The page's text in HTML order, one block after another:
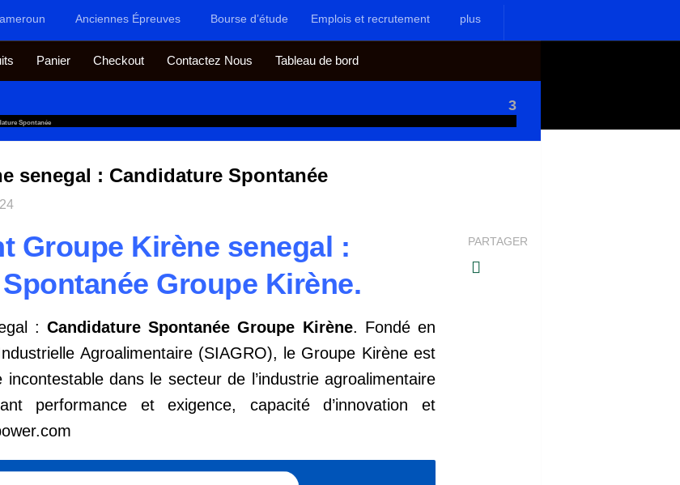
Anciennes Épreuves Bourse d’étude Emplois et recrutement plus
Panier Checkout Contactez Nous Tableau de bord
3
Spontanée
senegal : Candidature Spontanée
Groupe Kirène senegal :
Groupe Kirène.
: Candidature Spontanée Groupe Kirène. Fondé en
Agroalimentaire (SIAGRO), le Groupe Kirène est
dans le secteur de l’industrie agroalimentaire
performance et exigence, capacité d’innovation et
PARTAGER